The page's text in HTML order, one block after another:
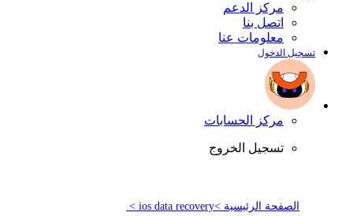
مركز الدعم
اتصل بنا
معلومات عنا
تسجيل الدخول
مركز الحسابات
تسجيل الخروج
الصفحة الرئيسية >ios data recovery >